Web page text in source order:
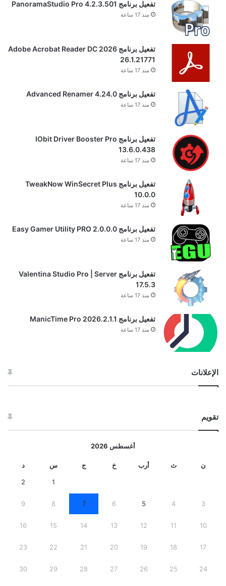
تفعيل برنامج PanoramaStudio Pro 4.2.3.501
منذ 17 ساعة
تفعيل برنامج Adobe Acrobat Reader DC 2026
26.1.21771
منذ 17 ساعة
تفعيل برنامج Advanced Renamer 4.24.0
منذ 17 ساعة
تفعيل برنامج IObit Driver Booster Pro
13.6.0.438
منذ 17 ساعة
تفعيل برنامج TweakNow WinSecret Plus
10.0.0
منذ 17 ساعة
تفعيل برنامج Easy Gamer Utility PRO 2.0.0.0
منذ 17 ساعة
تفعيل برنامج Valentina Studio Pro | Server
17.5.3
منذ 17 ساعة
تفعيل برنامج ManicTime Pro 2026.2.1.1
منذ 17 ساعة
الإعلانات
تقويم
أغسطس 2026
ن ث أرب خ ج س د
1
2
3
4
5
6
7
8
9
10
11
12
13
14
15
16
17
18
19
20
21
22
23
24
25
26
27
28
29
30